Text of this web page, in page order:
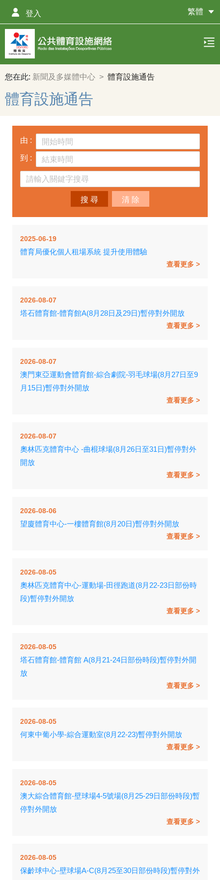
登入 繁體
您在此: 新聞及多媒體中心 > 體育設施通告
體育設施通告
由 :
到 :
搜 尋 清 除
2025-06-19
體育局優化個人租場系統 提升使用體驗
查看更多
2026-08-07
塔石體育館-體育館A(8月28日及29日)暫停對外開放
查看更多
2026-08-07
澳門東亞運動會體育館-綜合劇院-羽毛球場(8月27日至9
月15日)暫停對外開放
查看更多
2026-08-07
奧林匹克體育中心 -曲棍球場(8月26日至31日)暫停對外
開放
查看更多
2026-08-06
望廈體育中心-一樓體育館(8月20日)暫停對外開放
查看更多
2026-08-05
奧林匹克體育中心-運動場-田徑跑道(8月22-23日部份時
段)暫停對外開放
查看更多
2026-08-05
塔石體育館-體育館 A(8月21-24日部份時段)暫停對外開
放
查看更多
2026-08-05
何東中葡小學-綜合運動室(8月22-23)暫停對外開放
查看更多
2026-08-05
澳大綜合體育館-壁球場4-5號場(8月25-29日部份時段)暫
停對外開放
查看更多
2026-08-05
保齡球中心-壁球場A-C(8月25至30日部份時段)暫停對外